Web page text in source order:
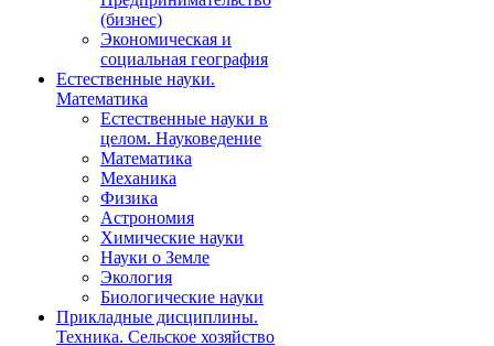
(бизнес)
Экономическая и
социальная география
Естественные науки.
Математика
Естественные науки в
целом. Науковедение
Математика
Механика
Физика
Астрономия
Химические науки
Науки о Земле
Экология
Биологические науки
Прикладные дисциплины.
Техника. Сельское хозяйство